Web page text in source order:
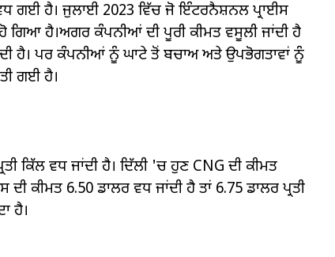
ਗਈ ਹੈ। ਜੁਲਾਈ 2023 ਵਿੱਚ ਜੋ ਇੰਟਰਨੈਸ਼ਨਲ ਪ੍ਰਾਈਸ
ਗਿਆ ਹੈ।ਅਗਰ ਕੰਪਨੀਆਂ ਦੀ ਪੂਰੀ ਕੀਮਤ ਵਸੂਲੀ ਜਾਂਦੀ ਹੈ
ਹੈ। ਪਰ ਕੰਪਨੀਆਂ ਨੂੰ ਘਾਟੇ ਤੋਂ ਬਚਾਅ ਅਤੇ ਉਪਭੋਗਤਾਵਾਂ ਨੂੰ
ਗਈ ਹੈ।
ਕਿੱਲ ਵਧ ਜਾਂਦੀ ਹੈ। ਦਿੱਲੀ 'ਚ ਹੁਣ CNG ਦੀ ਕੀਮਤ
ਕੀਮਤ 6.50 ਡਾਲਰ ਵਧ ਜਾਂਦੀ ਹੈ ਤਾਂ 6.75 ਡਾਲਰ ਪ੍ਰਤੀ
ਹੈ।